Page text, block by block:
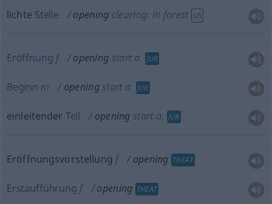
lichte Stelle opening clearing: in forest US
Eröffnung f opening starta. JUR
Beginn m opening starta. JUR
einleitender Teil opening starta. JUR
Eröffnungsvorstellung f opening THEAT
Erstaufführung f opening THEAT